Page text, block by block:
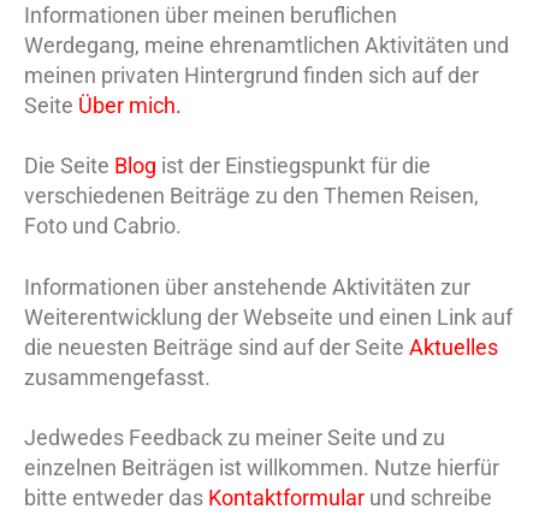
Informationen über meinen beruflichen
Werdegang, meine ehrenamtlichen Aktivitäten und
meinen privaten Hintergrund finden sich auf der
Seite Über mich.
Die Seite Blog ist der Einstiegspunkt für die
verschiedenen Beiträge zu den Themen Reisen,
Foto und Cabrio.
Informationen über anstehende Aktivitäten zur
Weiterentwicklung der Webseite und einen Link auf
die neuesten Beiträge sind auf der Seite Aktuelles
zusammengefasst.
Jedwedes Feedback zu meiner Seite und zu
einzelnen Beiträgen ist willkommen. Nutze hierfür
bitte entweder das Kontaktformular und schreibe